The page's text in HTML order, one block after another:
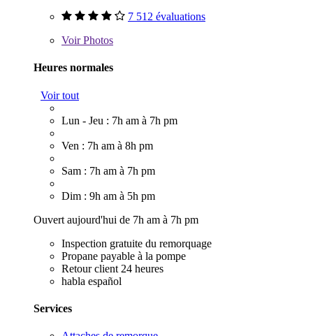
7 512 évaluations
VoirPhotos
Heures normales
Voir tout
Lun - Jeu : 7h am à 7h pm
Ven : 7h am à 8h pm
Sam : 7h am à 7h pm
Dim : 9h am à 5h pm
Ouvert aujourd'hui de 7h am à 7h pm
Inspection gratuite du remorquage
Propane payable à la pompe
Retour client 24 heures
habla español
Services